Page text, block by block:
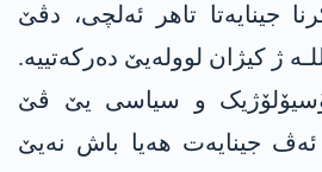
جینایەتا تاهر ئەلچی، دڤێ
ژ کیژان لوولەیێ دەرکەتییە.
و سیاسی یێ ڤێ
جینایەت هەیا باش نەیێ